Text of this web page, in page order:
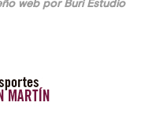
web por Buri Estudio